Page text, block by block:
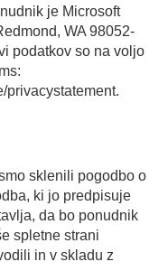
je Microsoft
WA 98052-
podatkov so na voljo
privacystatement.
sklenili pogodbo o
ki jo predpisuje
da bo ponudnik
spletne strani
in v skladu z